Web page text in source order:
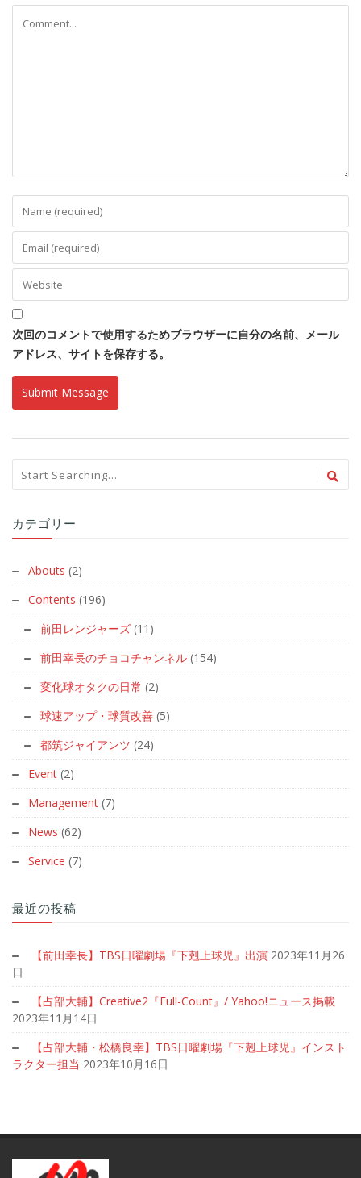
次回のコメントで使用するためブラウザーに自分の名前、メール
アドレス、サイトを保存する。
カテゴリー
Abouts (2)
Contents (196)
前田レンジャーズ (11)
前田幸長のチョコチャンネル (154)
変化球オタクの日常 (2)
球速アップ・球質改善 (5)
都筑ジャイアンツ (24)
Event (2)
Management (7)
News (62)
Service (7)
最近の投稿
【前田幸長】TBS日曜劇場『下剋上球児』出演 2023年11月26
日
【占部大輔】Creative2『Full-Count』/ Yahoo!ニュース掲載
2023年11月14日
【占部大輔・松橋良幸】TBS日曜劇場『下剋上球児』インスト
ラクター担当 2023年10月16日